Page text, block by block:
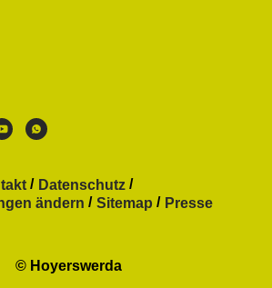
Datenschutz
ändern
Sitemap Presse
© Hoyerswerda